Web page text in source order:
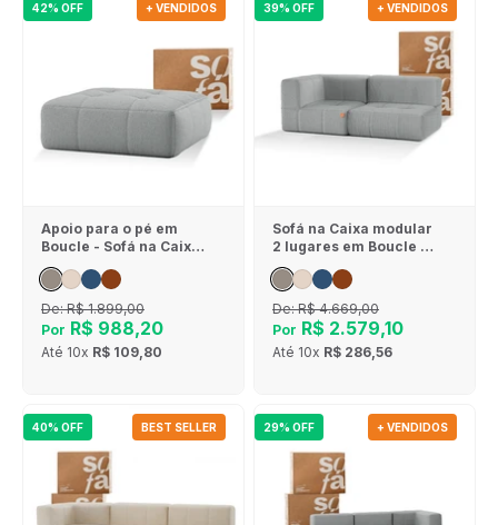
42% OFF + VENDIDOS
Apoio para o pé em
Boucle - Sofá na Caixa
- Cinza
De:R$ 1.899,00
Por R$ 988,20
Até 10x R$ 109,80
39% OFF + VENDIDOS
Sofá na Caixa modular
2 lugares em Boucle - 1
De:R$ 4.669,00
Por R$ 2.579,10
Até 10x R$ 286,56
40% OFF BEST SELLER 29% OFF + VENDIDOS